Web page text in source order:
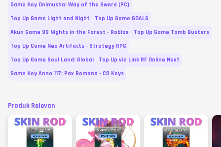
Game Key Onimusha: Way of the Sword (PC)
Top Up Game Light and Night
Top Up Game GOALS
Akun Game 99 Nights in the Forest - Roblox
Top Up Game Tomb Busters
Top Up Game Neo Artifacts - Strategy RPG
Top Up Game Soul Land: Global
Top Up via Link RF Online Next
Game Key Anno 117: Pax Romana - CD Keys
Produk Relevan